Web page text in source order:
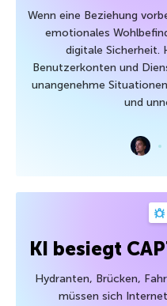
Wenn eine Beziehung
emotionales
digitale Sicherheit.
Benutzerkonten und
unangenehme
und
KI besiegt
Hydranten, Brücken,
müssen sich